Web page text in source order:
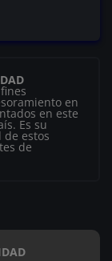
en
en este
Es su
estos
de